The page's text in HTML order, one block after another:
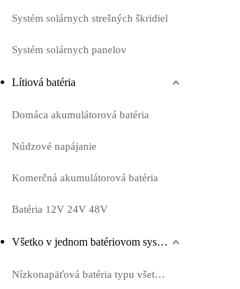
Systém solárnych strešných škridiel
Systém solárnych panelov
Lítiová batéria
Domáca akumulátorová batéria
Núdzové napájanie
Komerčná akumulátorová batéria
Batéria 12V 24V 48V
Všetko v jednom batériovom systéme
Nízkonapäťová batéria typu všetko v jednej